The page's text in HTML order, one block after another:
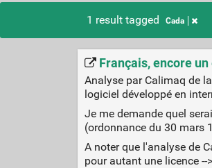
1 result tagged Cada
Français, encore
Analyse par Calimaq de
logiciel développé en
Je me demande quel
(ordonnance du 30 mars
A noter que l'analyse de
pour autant une licence